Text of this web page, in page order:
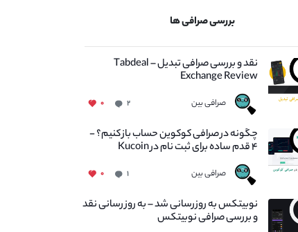
بررسی صرافی ها
نقد و بررسی صرافی تبدیل – Tabdeal
Exchange Review
صرافی بین ۲ ۰
چگونه در صرافی کوکوین حساب باز کنیم؟ -
۴ قدم ساده برای ثبت نام در Kucoin
صرافی بین ۱ ۰
نوبیتکس به روزرسانی شد – به روز رسانی نقد
و بررسی صرافی نوبیتکس